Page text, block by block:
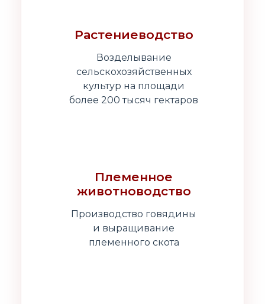
Растениеводство
Возделывание
сельскохозяйственных
культур на площади
более 200 тысяч гектаров
Племенное
животноводство
Производство говядины
и выращивание
племенного скота